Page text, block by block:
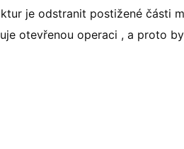
je odstranit postižené části
otevřenou operaci , a proto